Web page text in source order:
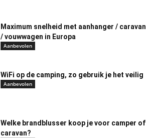
Maximum snelheid met aanhanger / caravan
/ vouwwagen in Europa
Aanbevolen
WiFi op de camping, zo gebruik je het veilig
Aanbevolen
Welke brandblusser koop je voor camper of
caravan?